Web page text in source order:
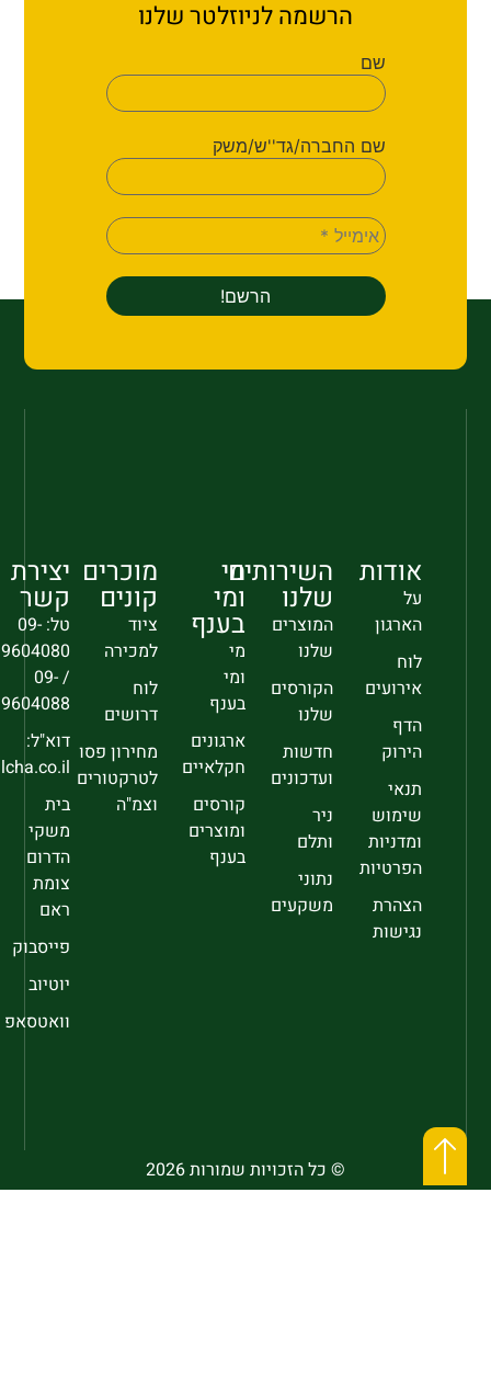
הרשמה לניוזלטר שלנו
שם החברה/גד''ש/משק
אודות
הפרטיות
השירותים
המוצרים
הקורסים
חדשות
ועדכונים
ניר
ותלם
נתוני
משקעים
מי
ומי
בענף
מי
ומי
בענף
ארגונים
חקלאיים
ומוצרים
מוכרים
קונים
ציוד
דרושים
מחירון פסו
לטרקטורים
וצמ"ה
יצירת
קשר
9604080
9604088
דוא"ל:
sec@falcha.co.il
בית
וואטסאפ
© כל הזכויות שמורות 2026